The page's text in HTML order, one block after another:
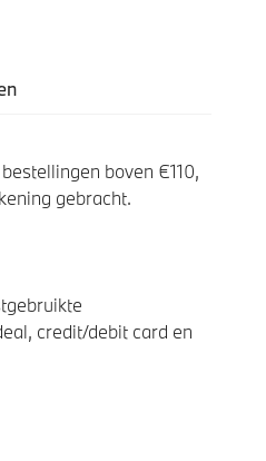
boven €110,
gebracht.
credit/debit card en